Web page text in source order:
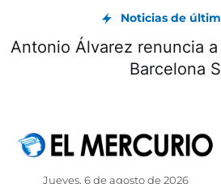
Noticias de
Antonio Álvarez renuncia
Barcelona
Jueves, 6 de agosto de 2026